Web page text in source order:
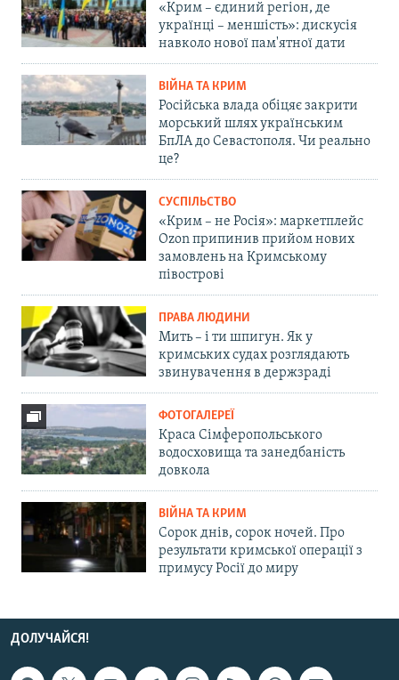
«Крим – єдиний регіон, де
українці – меншість»: дискусія
навколо нової пам'ятної дати
ВІЙНА ТА КРИМ
Російська влада обіцяє закрити
морський шлях українським
БпЛА до Севастополя. Чи реально
це?
СУСПІЛЬСТВО
«Крим – не Росія»: маркетплейс
Ozon припинив прийом нових
замовлень на Кримському
півострові
ПРАВА ЛЮДИНИ
Мить – і ти шпигун. Як у
кримських судах розглядають
звинувачення в держзраді
ФОТОГАЛЕРЕЇ
Краса Сімферопольського
водосховища та занедбаність
довкола
ВІЙНА ТА КРИМ
Сорок днів, сорок ночей. Про
результати кримської операції з
примусу Росії до миру
ДОЛУЧАЙСЯ!